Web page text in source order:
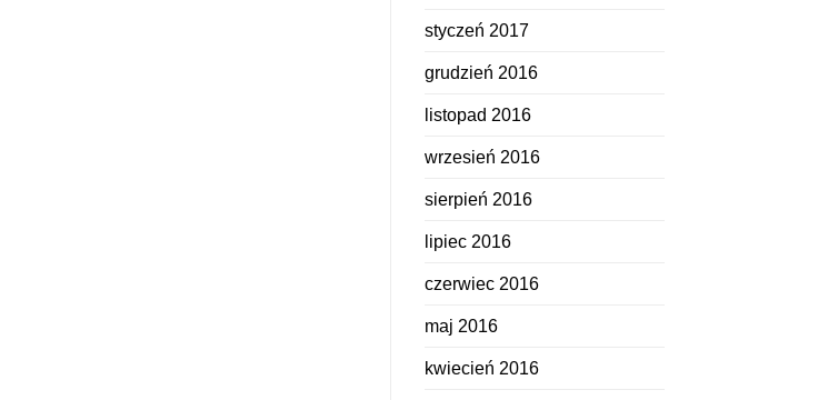
styczeń 2017
grudzień 2016
listopad 2016
wrzesień 2016
sierpień 2016
lipiec 2016
czerwiec 2016
maj 2016
kwiecień 2016